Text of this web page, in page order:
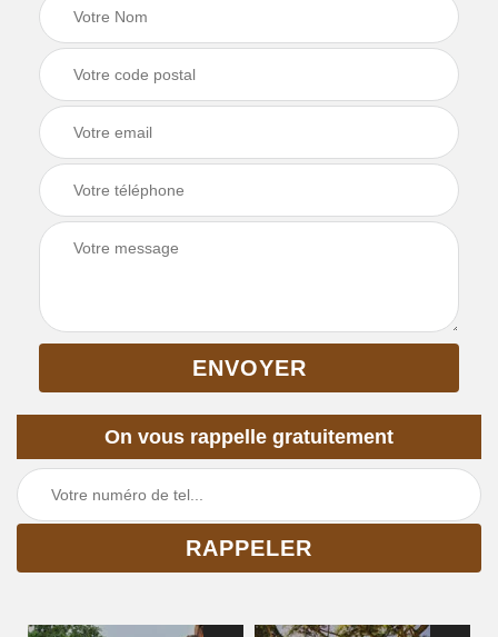
On vous rappelle gratuitement